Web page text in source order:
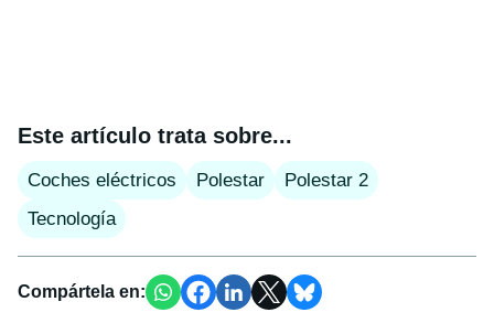
Este artículo trata sobre...
Coches eléctricos Polestar
Polestar 2
Tecnología
Compártela en: